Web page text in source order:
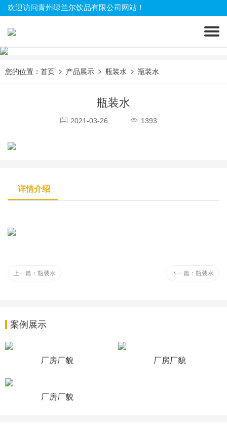
欢迎访问青州绿兰尔饮品有限公司网站！
您的位置： 首页 产品展示 瓶装水 瓶装水
瓶装水
2021-03-26 1393
详情介绍
上一篇： 瓶装水 下一篇： 瓶装水
案例展示
厂房厂貌 厂房厂貌
厂房厂貌